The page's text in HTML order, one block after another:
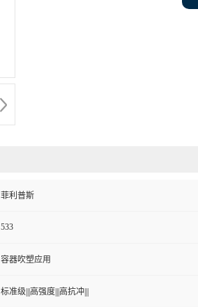
菲利普斯
533
容器吹塑应用
标准级|||高强度|||高抗冲|||